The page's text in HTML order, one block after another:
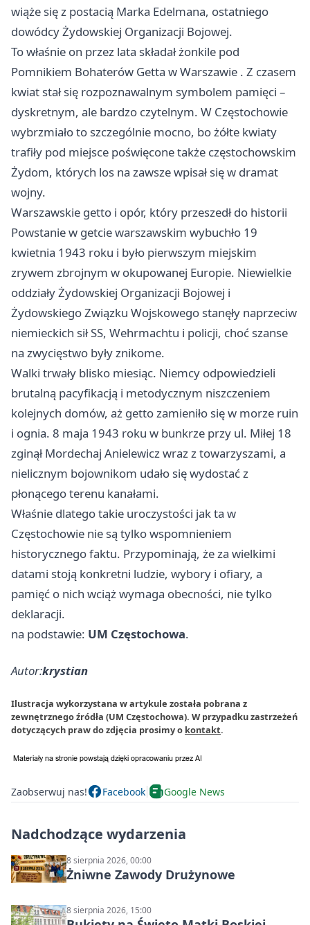
wiąże się z postacią Marka Edelmana, ostatniego
dowódcy Żydowskiej Organizacji Bojowej.
To właśnie on przez lata składał żonkile pod
Pomnikiem Bohaterów Getta wWarszawie . Z czasem
kwiat stał się rozpoznawalnym symbolem pamięci –
dyskretnym, ale bardzo czytelnym. W Częstochowie
wybrzmiało to szczególnie mocno, bo żółte kwiaty
trafiły pod miejsce poświęcone także częstochowskim
Żydom, których los na zawsze wpisał się w dramat
wojny.
Warszawskie getto i opór, który przeszedł do historii
Powstanie w getcie warszawskim wybuchło 19
kwietnia 1943 roku i było pierwszym miejskim
zrywem zbrojnym w okupowanej Europie. Niewielkie
oddziały Żydowskiej Organizacji Bojowej i
Żydowskiego Związku Wojskowego stanęły naprzeciw
niemieckich sił SS, Wehrmachtu i policji, choć szanse
na zwycięstwo były znikome.
Walki trwały blisko miesiąc. Niemcy odpowiedzieli
brutalną pacyfikacją i metodycznym niszczeniem
kolejnych domów, aż getto zamieniło się w morze ruin
i ognia. 8 maja 1943 roku w bunkrze przy ul. Miłej 18
zginął Mordechaj Anielewicz wraz z towarzyszami, a
nielicznym bojownikom udało się wydostać z
płonącego terenu kanałami.
Właśnie dlatego takie uroczystości jak ta w
Częstochowie nie są tylko wspomnieniem
historycznego faktu. Przypominają, że za wielkimi
datami stoją konkretni ludzie, wybory i ofiary, a
pamięć o nich wciąż wymaga obecności, nie tylko
deklaracji.
na podstawie: UM Częstochowa.
Autor:krystian
Ilustracja wykorzystana w artykule została pobrana z
zewnętrznego źródła (UM Częstochowa). W przypadku zastrzeżeń
dotyczących praw do zdjęcia prosimy o kontakt.
Zaobserwuj nas! Facebook Google News
Nadchodzące wydarzenia
8 sierpnia 2026, 00:00
Żniwne Zawody Drużynowe
8 sierpnia 2026, 15:00